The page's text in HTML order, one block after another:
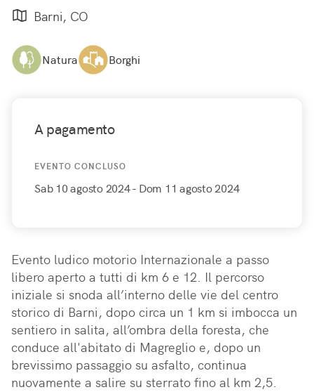
Barni, CO
Natura Borghi
A pagamento
EVENTO CONCLUSO
Sab 10 agosto 2024- Dom 11 agosto 2024
Evento ludico motorio Internazionale a passo
libero aperto a tutti di km 6 e 12. Il percorso
iniziale si snoda all’interno delle vie del centro
storico di Barni, dopo circa un 1 km si imbocca un
sentiero in salita, all’ombra della foresta, che
conduce all'abitato di Magreglio e, dopo un
brevissimo passaggio su asfalto, continua
nuovamente a salire su sterrato fino al km 2,5.